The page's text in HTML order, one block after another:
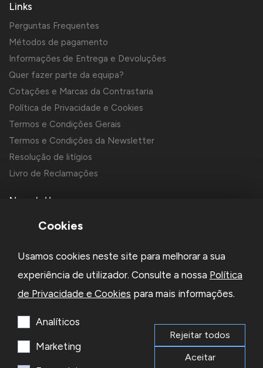
Links
Perguntas Frequentes
Métodos de pagamento
Informações de Entrega e Devoluções
Quer fazer parte da equipa?
Cotações e Marcas da Contrastaria
Política de Privacidade e Cookies
Termos e Condições Gerais
Termos e Condições da Newsletter
Resolução de litígios
Livro de Reclamações
Newsletter
Li e aceito aPolítica de Privacidadee os Termos e Condições
Subscrever
Cookies
Usamos cookies neste site para melhorar a sua
experiência de utilizador. Consulte a nossa Política
de Privacidade e Cookies para mais informações.
Analíticos
Marketing
Rejeitar todos
Aceitar